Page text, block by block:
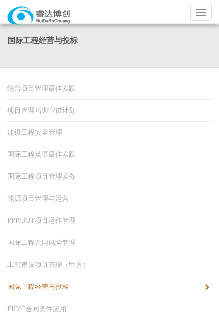
导
航
国际工程经营与投标
综合项目管理最佳实践
项目管理培训宣讲计划
建设工程安全管理
国际工程英语最佳实践
国际工程项目管理实务
能源项目管理与运营
PPP/BOT项目运作管理
国际工程合同风险管理
工程建设项目管理（甲方）
国际工程经营与投标
FIDIC合同条件应用